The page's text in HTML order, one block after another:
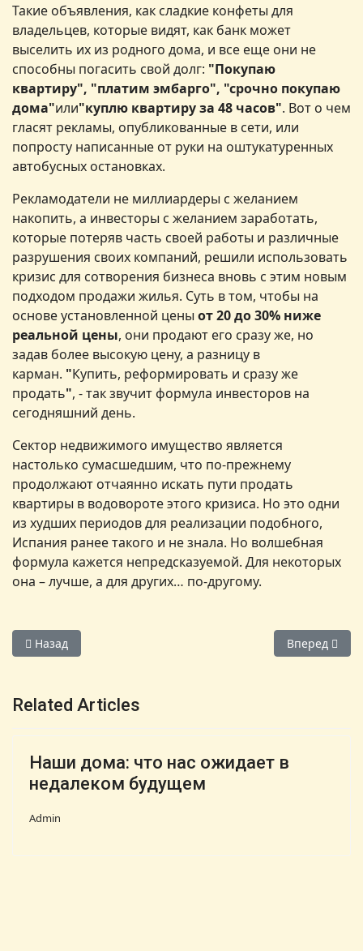
Такие объявления, как сладкие конфеты для
владельцев, которые видят, как банк может
выселить их из родного дома, и все еще они не
способны погасить свой долг: "Покупаю
квартиру", "платим эмбарго", "срочно покупаю
дома"или"куплю квартиру за 48 часов". Вот о чем
гласят рекламы, опубликованные в сети, или
попросту написанные от руки на оштукатуренных
автобусных остановках.
Рекламодатели не миллиардеры с желанием
накопить, а инвесторы с желанием заработать,
которые потеряв часть своей работы и различные
разрушения своих компаний, решили использовать
кризис для сотворения бизнеса вновь с этим новым
подходом продажи жилья. Суть в том, чтобы на
основе установленной цены от 20 до 30% ниже
реальной цены, они продают его сразу же, но
задав более высокую цену, а разницу в
карман. "Купить, реформировать и сразу же
продать", - так звучит формула инвесторов на
сегодняшний день.
Сектор недвижимого имущество является
настолько сумасшедшим, что по-прежнему
продолжают отчаянно искать пути продать
квартиры в водовороте этого кризиса. Но это одни
из худших периодов для реализации подобного,
Испания ранее такого и не знала. Но волшебная
формула кажется непредсказуемой. Для некоторых
она – лучше, а для других… по-другому.
Предыдущий: Сколько стоит недвижимость на Майорке
Назад Следующий:
Вперед
Related Articles
Наши дома: что нас ожидает в
недалеком будущем
Admin